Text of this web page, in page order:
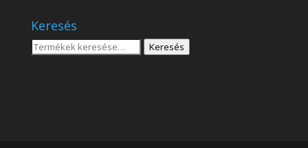
Keresés
Keresés
Keresés